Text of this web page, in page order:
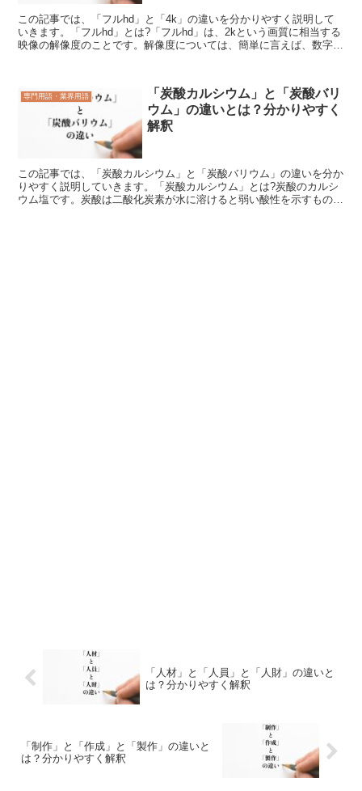
この記事では、「フルhd」と「4k」の違いを分かりやすく説明して
いきます。「フルhd」とは?「フルhd」は、2kという画質に相当する
映像の解像度のことです。解像度については、簡単に言えば、数字が
専門用語・業界用語
「炭酸カルシウム」と「炭酸バリ
ウム」の違いとは？分かりやすく
解釈
この記事では、「炭酸カルシウム」と「炭酸バリウム」の違いを分か
りやすく説明していきます。「炭酸カルシウム」とは?炭酸のカルシ
ウム塩です。炭酸は二酸化炭素が水に溶けると弱い酸性を示すものの
「人材」と「人員」と「人財」の違いと
は？分かりやすく解釈
「制作」と「作成」と「製作」の違いと
は？分かりやすく解釈